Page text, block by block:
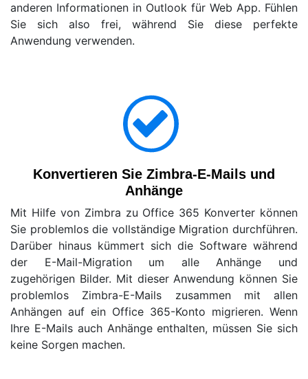
anderen Informationen in Outlook für Web App. Fühlen
Sie sich also frei, während Sie diese perfekte
Anwendung verwenden.
Konvertieren Sie Zimbra-E-Mails und
Anhänge
Mit Hilfe von Zimbra zu Office 365 Konverter können
Sie problemlos die vollständige Migration durchführen.
Darüber hinaus kümmert sich die Software während
der E-Mail-Migration um alle Anhänge und
zugehörigen Bilder. Mit dieser Anwendung können Sie
problemlos Zimbra-E-Mails zusammen mit allen
Anhängen auf ein Office 365-Konto migrieren. Wenn
Ihre E-Mails auch Anhänge enthalten, müssen Sie sich
keine Sorgen machen.